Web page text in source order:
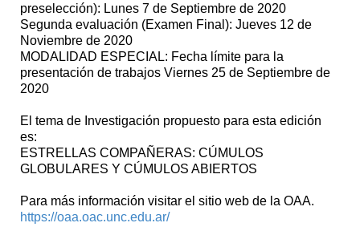
preselección): Lunes 7 de Septiembre de 2020
Segunda evaluación (Examen Final): Jueves 12 de
Noviembre de 2020
MODALIDAD ESPECIAL: Fecha límite para la
presentación de trabajos Viernes 25 de Septiembre de
2020
El tema de Investigación propuesto para esta edición
es:
ESTRELLAS COMPAÑERAS: CÚMULOS
GLOBULARES Y CÚMULOS ABIERTOS
Para más información visitar el sitio web de la OAA.
https://oaa.oac.unc.edu.ar/